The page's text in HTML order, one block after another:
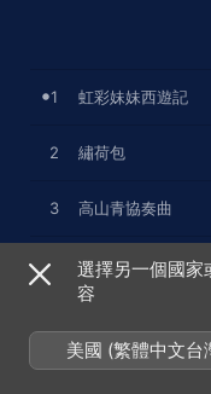
1 虹彩妹妹西遊記
2 繡荷包
3 高山青協奏曲
4 綠島小夜曲
6 當韋瓦第遇上西北
選擇另一個國家
容
美國 (繁體中文台